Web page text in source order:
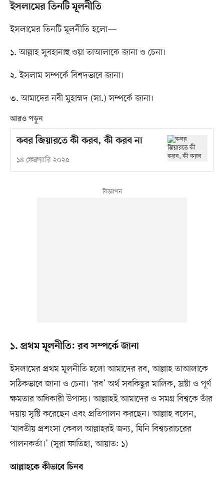
ইসলামের তিনটি মূলনীতি
ইসলামের তিনটি মূলনীতি হলো—
১. আল্লাহ সুবহানাহু ওয়া তাআলাকে জানা ও চেনা।
২. ইসলাম সম্পর্কে বিশদভাবে জানা।
৩. আমাদের নবী মুহাম্মদ (সা.) সম্পর্কে জানা।
আরও পড়ুন
কবর জিয়ারতে কী করব, কী করব না
১৪ ফেব্রুয়ারি ২০২৫
১. প্রথম মূলনীতি: রব সম্পর্কে জানা
ইসলামের প্রথম মূলনীতি হলো আমাদের রব, আল্লাহ তাআলাকে
সঠিকভাবে জানা ও চেনা। ‘রব’ অর্থ সবকিছুর মালিক, স্রষ্টা ও পূর্ণ
ক্ষমতার অধিকারী উপাস্য। আল্লাহই আমাদের ও সমগ্র বিশ্বকে তাঁর
দয়ায় সৃষ্টি করেছেন এবং প্রতিপালন করছেন। আল্লাহ বলেন,
‘যাবতীয় প্রশংসা কেবল আল্লাহরই জন্য, যিনি বিশ্বচরাচরের
পালনকর্তা।’ (সুরা ফাতিহা, আয়াত: ১)
আল্লাহকে কীভাবে চিনব